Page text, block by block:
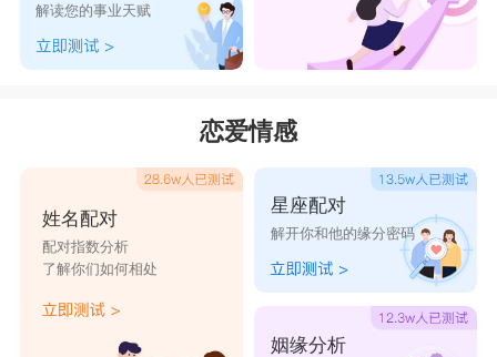
解读您的事业天赋
恋爱情感
姓名配对
配对指数分析
了解你们如何相处
星座配对
解开你和他的缘分密码
姻缘分析